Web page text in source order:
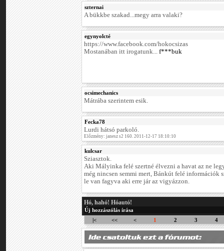
szternai
A bükkbe szakad...megy arra valaki?
egynyolcté
https://www.facebook.com/hokocsizas
Mostanában itt irogatunk... f***buk
ocsimechanics
Mátrába szerintem esik.
Fecka78
Lurdi hátsó parkoló.
Előzmény: janesz s2 160. 2011-12-17 18:10:10
kulcsar
Sziasztok.
Aki Mályinka felé szertné élvezni a havat az ne
még nincsen semmi mert, Bánkút felé információk
le van fagyva aki erre jár az vigyázzon.
Hó, hahó! Hóautó!
Új hozzászólás írása
|<
<< < 1 2 3 4